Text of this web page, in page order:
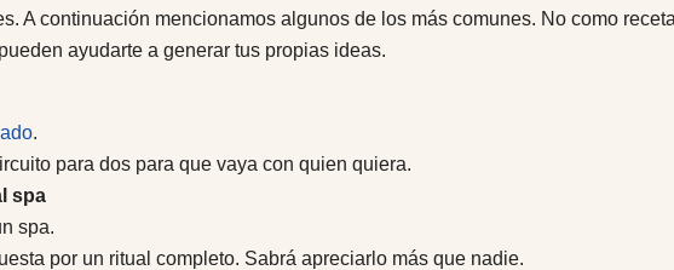
A continuación mencionamos algunos de los más comunes. No como
ayudarte a generar tus propias ideas.
.
para dos para que vaya con quien quiera.
spa
spa.
por un ritual completo. Sabrá apreciarlo más que nadie.